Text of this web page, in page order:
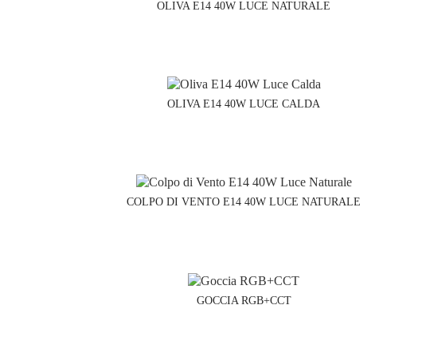
OLIVA E14 40W LUCE NATURALE
OLIVA E14 40W LUCE CALDA
COLPO DI VENTO E14 40W LUCE NATURALE
GOCCIA RGB+CCT